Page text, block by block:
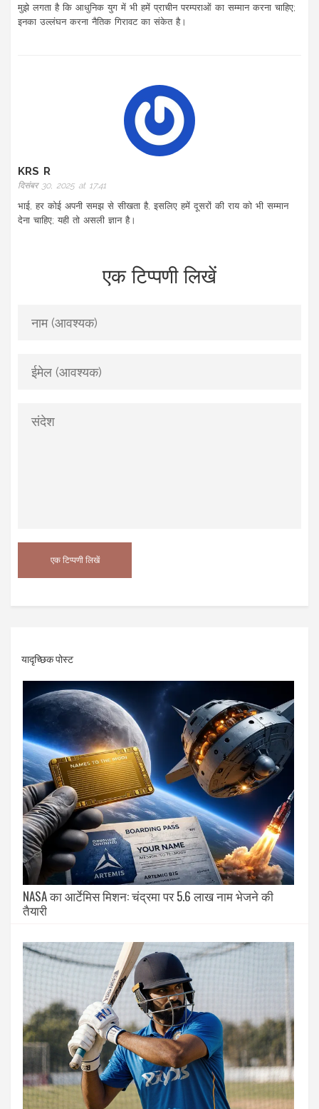
मुझे लगता है कि आधुनिक युग में भी हमें प्राचीन परम्पराओं का सम्मान करना चाहिए;
इनका उल्लंघन करना नैतिक गिरावट का संकेत है।
KRS R
दिसंबर 30, 2025 at 17:41
भाई, हर कोई अपनी समझ से सीखता है, इसलिए हमें दूसरों की राय को भी सम्मान
देना चाहिए; यही तो असली ज्ञान है।
एक टिप्पणी लिखें
यादृच्छिक पोस्ट
NASA का आर्टेमिस मिशन: चंद्रमा पर 5.6 लाख नाम भेजने की
तैयारी